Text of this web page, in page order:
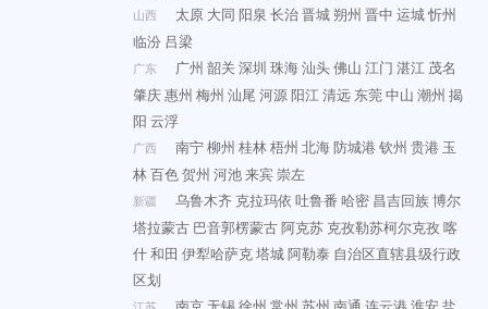
山西 太原 大同 阳泉 长治晋城朔州 晋中 运城忻州
临汾 吕梁
广东 广州 韶关 深圳 珠海汕头佛山 江门 湛江 茂名
肇庆惠州 梅州 汕尾 河源阳江清远 东莞中山 潮州 揭
阳 云浮
广西 南宁柳州 桂林梧州 北海防城港钦州 贵港 玉
林百色贺州 河池来宾崇左
新疆 乌鲁木齐 克拉玛依 吐鲁番 哈密 昌吉回族博尔
塔拉蒙古 巴音郭楞蒙古阿克苏 克孜勒苏柯尔克孜喀
什和田 伊犁哈萨克塔城阿勒泰 自治区直辖县级行政
区划